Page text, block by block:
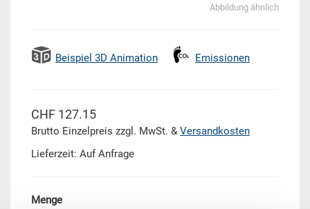
Abbildung ähnlich
Beispiel 3D Animation Emissionen
CHF 127.15
Brutto Einzelpreis zzgl. MwSt. & Versandkosten
Lieferzeit: Auf Anfrage
Menge